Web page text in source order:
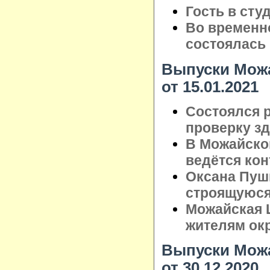
Гость в
Во
состоялась
Выпуски
от 15.01.2021
Состоялся
проверку
В
ведётся
Оксана
Можайская
жителям
Выпуски